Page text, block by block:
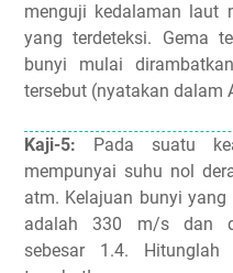
menguji kedalaman laut
yang terdeteksi. Gema
bunyi mulai
tersebut (nyatakan dalam
Kaji-5: Pada suatu
mempunyai suhu nol
atm. Kelajuan bunyi
adalah 330 m/s dan
sebesar 1.4.